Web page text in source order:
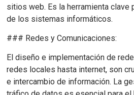
sitios web. Es la herramienta clave
de los sistemas informáticos.
### Redes y Comunicaciones:
El diseño e implementación de
redes locales hasta internet, son
e intercambio de información. La